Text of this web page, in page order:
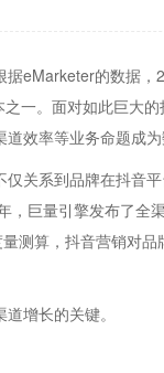
eMarketer的数据，
一。面对如此巨大
效率等业务命题成为
关系到品牌在抖音
巨量引擎发布了全
测算，抖音营销对
增长的关键。